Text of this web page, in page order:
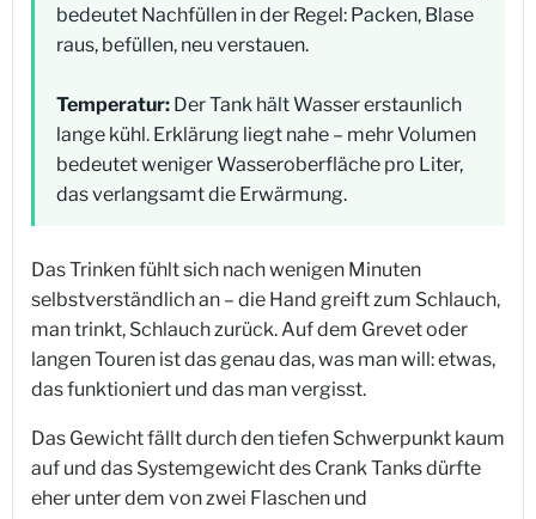
bedeutet Nachfüllen in der Regel: Packen, Blase
raus, befüllen, neu verstauen.
Temperatur: Der Tank hält Wasser erstaunlich
lange kühl. Erklärung liegt nahe – mehr Volumen
bedeutet weniger Wasseroberfläche pro Liter,
das verlangsamt die Erwärmung.
Das Trinken fühlt sich nach wenigen Minuten
selbstverständlich an – die Hand greift zum Schlauch,
man trinkt, Schlauch zurück. Auf dem Grevet oder
langen Touren ist das genau das, was man will: etwas,
das funktioniert und das man vergisst.
Das Gewicht fällt durch den tiefen Schwerpunkt kaum
auf und das Systemgewicht des Crank Tanks dürfte
eher unter dem von zwei Flaschen und